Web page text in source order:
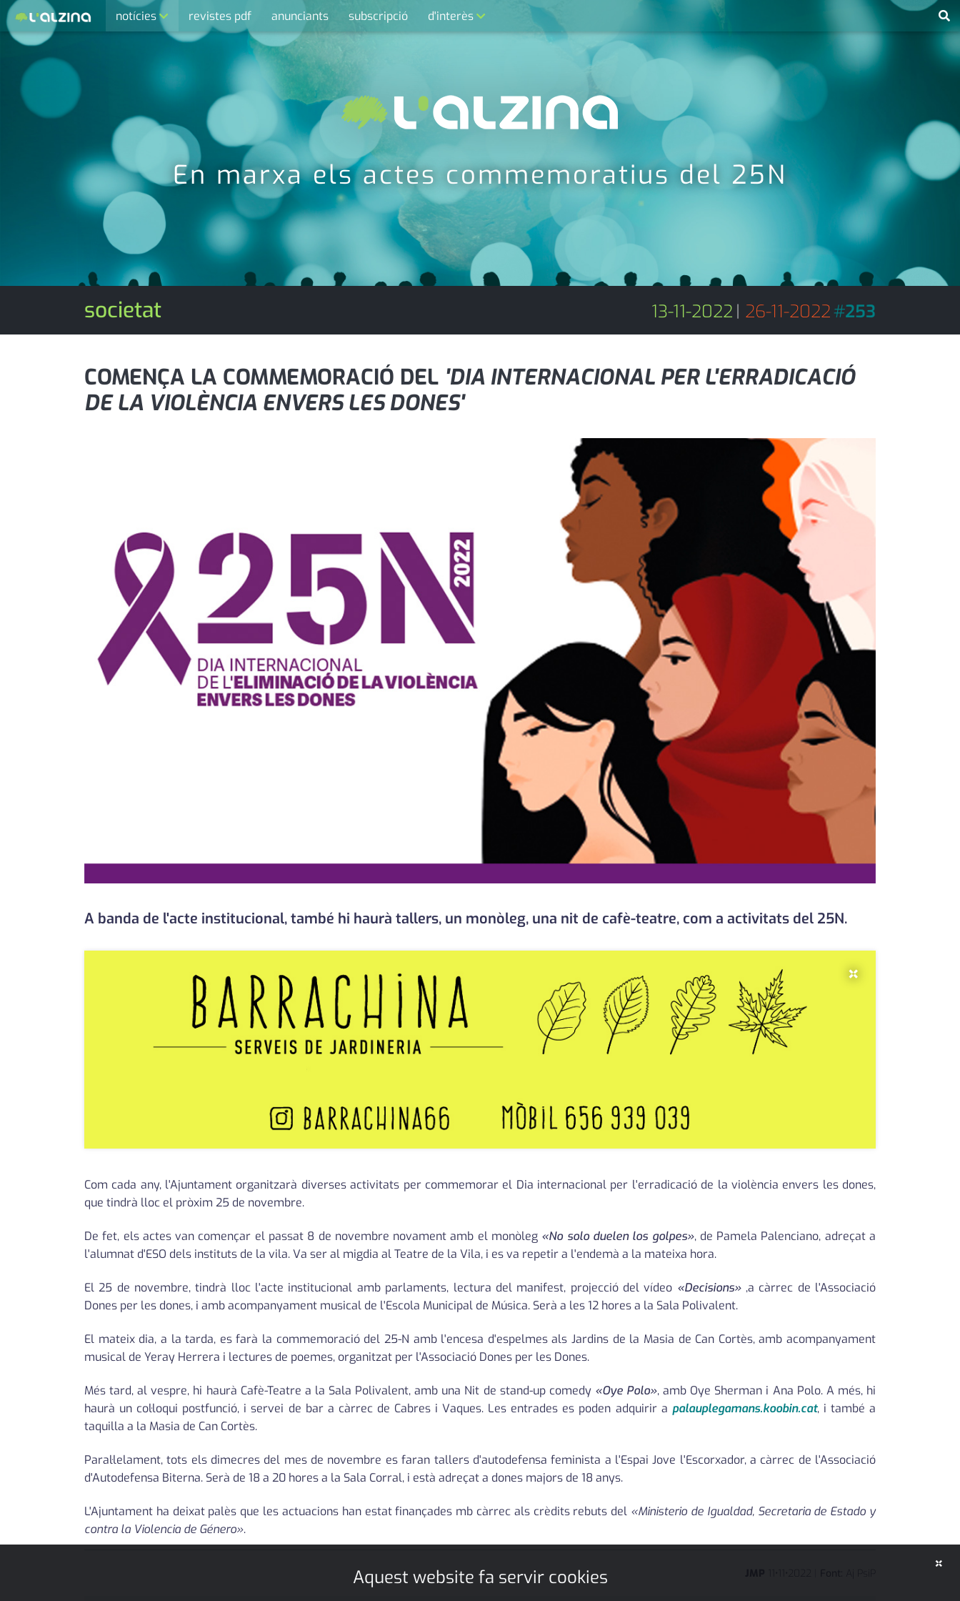
notícies
últimes notícies
cultura
economia
empresa
entrevista
esports
medi ambient
opinió
promo serveis
reportatge
urbanisme
editorial
revistes pdf anunciants subscripció d'interès
telèfons
En marxa els actes commemoratius del 25N
societat 13-11-2022 | 26-11-2022#253
COMENÇA LA COMMEMORACIÓ DEL 'DIA INTERNACIONAL PER L'ERRADICACIÓ
DE LA VIOLÈNCIA ENVERS LES DONES'
A banda de l'acte institucional, també hi haurà tallers, un monòleg, una nit de cafè-teatre, com a activitats del 25N.
×
Com cada any, l'Ajuntament organitzarà diverses activitats per commemorar el Dia internacional per l'erradicació de la violència envers les dones,
que tindrà lloc el pròxim 25 de novembre.
De fet, els actes van començar el passat 8 de novembre novament amb el monòleg «No solo duelen los golpes», de Pamela Palenciano, adreçat a
l'alumnat d'ESO dels instituts de la vila. Va ser al migdia al Teatre de la Vila, i es va repetir a l'endemà a la mateixa hora.
El 25 de novembre, tindrà lloc l'acte institucional amb parlaments, lectura del manifest, projecció del vídeo «Decisions»,a càrrec de l'Associació
Dones per les dones, i amb acompanyament musical de l'Escola Municipal de Música. Serà a les 12 hores a la Sala Polivalent.
El mateix dia, a la tarda, es farà la commemoració del 25-N amb l'encesa d'espelmes als Jardins de la Masia de Can Cortès, amb acompanyament
musical de Yeray Herrera i lectures de poemes, organitzat per l'Associació Dones per les Dones.
Més tard, al vespre, hi haurà Cafè-Teatre a la Sala Polivalent, amb una Nit de stand-up comedy «Oye Polo», amb Oye Sherman i Ana Polo. A més, hi
haurà un col·loqui postfunció, i servei de bar a càrrec de Cabres i Vaques. Les entrades es poden adquirir a palauplegamans.koobin.cat, i també a
taquilla a la Masia de Can Cortès.
Paral·lelament, tots els dimecres del mes de novembre es faran tallers d'autodefensa feminista a l'Espai Jove l'Escorxador, a càrrec de l'Associació
d'Autodefensa Biterna. Serà de 18 a 20 hores a la Sala Corral, i està adreçat a dones majors de 18 anys.
L'Ajuntament ha deixat palès que les actuacions han estat finançades mb càrrec als crèdits rebuts del «Ministerio de Igualdad, Secretaria de Estado y
contra la Violencia de Género».
×
Aquest website fa servir cookies